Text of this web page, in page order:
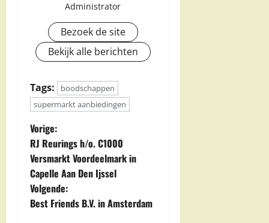
Administrator
Bezoek de site
Bekijk alle berichten
Tags:
boodschappen
supermarkt aanbiedingen
B
e
r
i
Vorige:
RJ Reurings h/o. C1000
Versmarkt Voordeelmark in
Capelle Aan Den Ijssel
Volgende:
Best Friends B.V. in Amsterdam